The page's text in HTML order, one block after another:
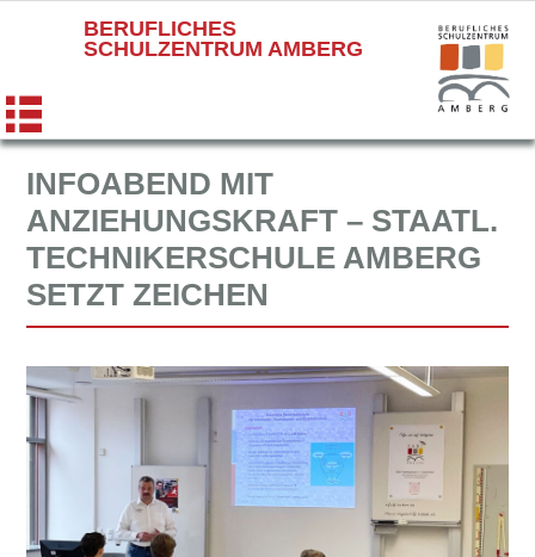
BERUFLICHES
SCHULZENTRUM AMBERG
INFOABEND MIT
ANZIEHUNGSKRAFT – STAATL.
TECHNIKERSCHULE AMBERG
SETZT ZEICHEN